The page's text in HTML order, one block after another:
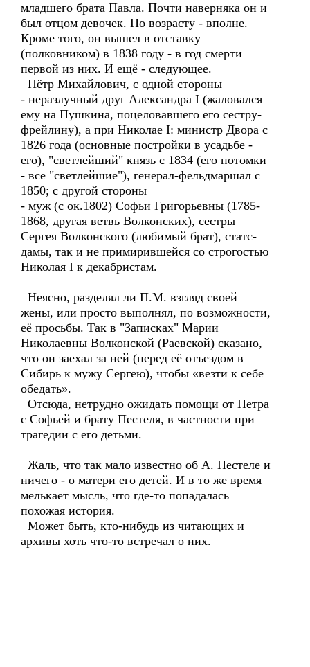
младшего брата Павла. Почти наверняка он и
был отцом девочек. По возрасту - вполне.
Кроме того, он вышел в отставку
(полковником) в 1838 году - в год смерти
первой из них. И ещё - следующее.
Пётр Михайлович, с одной стороны
- неразлучный друг Александра I (жаловался
ему на Пушкина, поцеловавшего его сестру-
фрейлину), а при Николае I: министр Двора с
1826 года (основные постройки в усадьбе -
его), "светлейший" князь с 1834 (его потомки
- все "светлейшие"), генерал-фельдмаршал с
1850; с другой стороны
- муж (с ок.1802) Софьи Григорьевны (1785-
1868, другая ветвь Волконских), сестры
Сергея Волконского (любимый брат), статс-
дамы, так и не примирившейся со строгостью
Николая I к декабристам.
Неясно, разделял ли П.М. взгляд своей
жены, или просто выполнял, по возможности,
её просьбы. Так в "Записках" Марии
Николаевны Волконской (Раевской) сказано,
что он заехал за ней (перед её отъездом в
Сибирь к мужу Сергею), чтобы «везти к себе
обедать».
Отсюда, нетрудно ожидать помощи от Петра
с Софьей и брату Пестеля, в частности при
трагедии с его детьми.
Жаль, что так мало известно об А. Пестеле и
ничего - о матери его детей. И в то же время
мелькает мысль, что где-то попадалась
похожая история.
Может быть, кто-нибудь из читающих и
архивы хоть что-то встречал о них.